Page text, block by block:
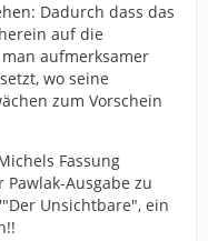
Dadurch dass das
auf die
aufmerksamer
wo seine
zum Vorschein
Fassung
Ausgabe zu
Unsichtbare", ein